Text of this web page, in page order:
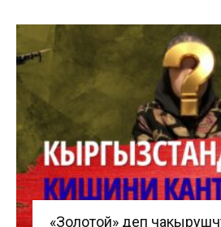
«Золотой» деп